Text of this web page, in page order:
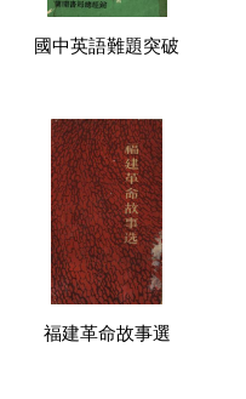
國中英語難題突破
福建革命故事選